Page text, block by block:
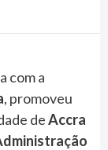
com a
, promoveu
deAccra